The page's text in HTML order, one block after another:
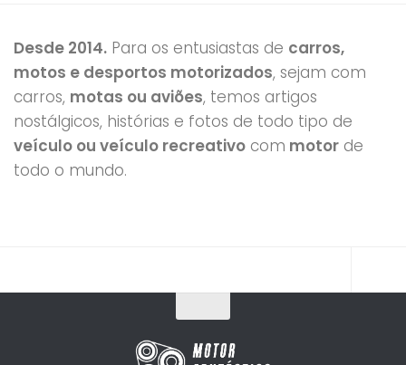
Desde 2014. Para os entusiastas de carros,
motos e desportos motorizados, sejam com
carros, motas ou aviões, temos artigos
nostálgicos, histórias e fotos de todo tipo de
veículo ou veículo recreativo com motor de
todo o mundo.